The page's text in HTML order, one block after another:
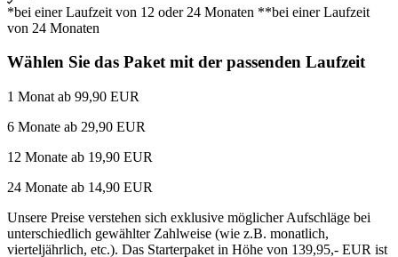
*bei einer Laufzeit von 12 oder 24 Monaten **bei einer Laufzeit
von 24 Monaten
Wählen Sie das Paket mit der passenden Laufzeit
1 Monat ab 99,90 EUR
6 Monate ab 29,90 EUR
12 Monate ab 19,90 EUR
24 Monate ab 14,90 EUR
Unsere Preise verstehen sich exklusive möglicher Aufschläge bei
unterschiedlich gewählter Zahlweise (wie z.B. monatlich,
vierteljährlich, etc.). Das Starterpaket in Höhe von 139,95,- EUR ist